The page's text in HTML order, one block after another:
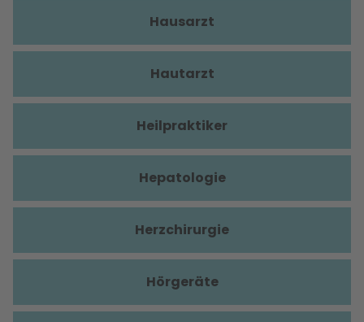
Hausarzt
Hautarzt
Heilpraktiker
Hepatologie
Herzchirurgie
Hörgeräte